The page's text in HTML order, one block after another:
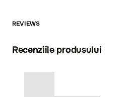
REVIEWS
Recenziile produsului